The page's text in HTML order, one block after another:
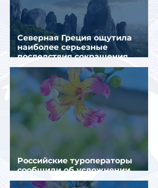
Северная Греция ощутила
наиболее серьезные
последствия сокращения
турпотока из России
Российские туроператоры
сообщили об усложнении
получения виз в Грецию